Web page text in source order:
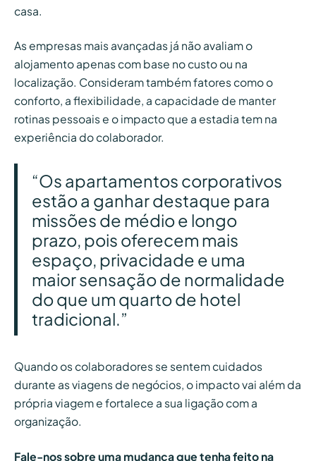
casa.
As empresas mais avançadas já não avaliam o
alojamento apenas com base no custo ou na
localização. Consideram também fatores como o
conforto, a flexibilidade, a capacidade de manter
rotinas pessoais e o impacto que a estadia tem na
experiência do colaborador.
“Os apartamentos corporativos
estão a ganhar destaque para
missões de médio e longo
prazo, pois oferecem mais
espaço, privacidade e uma
maior sensação de normalidade
do que um quarto de hotel
tradicional.”
Quando os colaboradores se sentem cuidados
durante as viagens de negócios, o impacto vai além da
própria viagem e fortalece a sua ligação com a
organização.
Fale-nos sobre uma mudança que tenha feito na